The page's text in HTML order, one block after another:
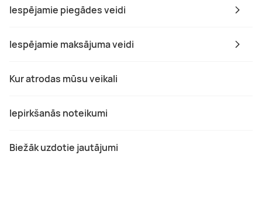
Iespējamie piegādes veidi
Iespējamie maksājuma veidi
Kur atrodas mūsu veikali
Iepirkšanās noteikumi
Biežāk uzdotie jautājumi